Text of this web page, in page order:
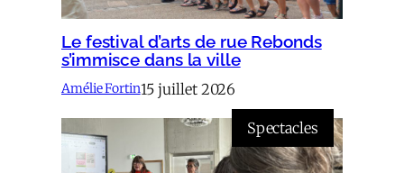
Le festival d’arts de rue Rebonds
s’immisce dans la ville
Amélie Fortin15 juillet 2026
Spectacles